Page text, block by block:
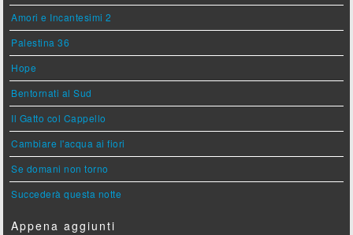
Amori e Incantesimi 2
Palestina 36
Hope
Bentornati al Sud
Il Gatto col Cappello
Cambiare l'acqua ai fiori
Se domani non torno
Succederà questa notte
Appena aggiunti